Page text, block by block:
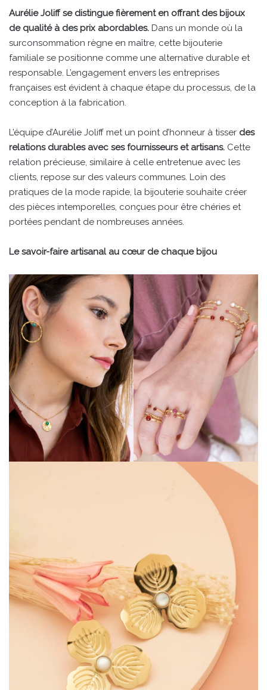
Aurélie Joliff se distingue fièrement en offrant des bijoux
de qualité à des prix abordables. Dans un monde où la
surconsommation règne en maître, cette bijouterie
familiale se positionne comme une alternative durable et
responsable. L’engagement envers les entreprises
françaises est évident à chaque étape du processus, de la
conception à la fabrication.
L’équipe d’Aurélie Joliff met un point d’honneur à tisser des
relations durables avec ses fournisseurs et artisans. Cette
relation précieuse, similaire à celle entretenue avec les
clients, repose sur des valeurs communes. Loin des
pratiques de la mode rapide, la bijouterie souhaite créer
des pièces intemporelles, conçues pour être chéries et
portées pendant de nombreuses années.
Le savoir-faire artisanal au cœur de chaque bijou